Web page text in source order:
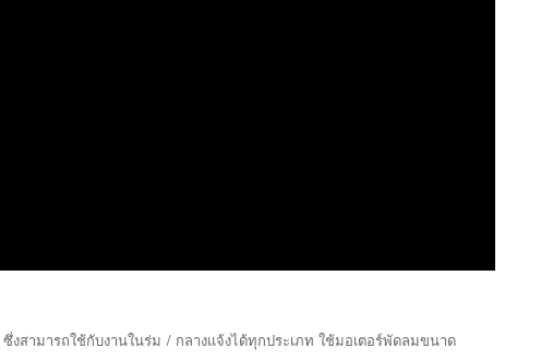
ซึ่งสามารถใช้กับงานในร่ม / กลางแจ้งได้ทุกประเภท ใช้มอเตอร์พัดลมขนาด